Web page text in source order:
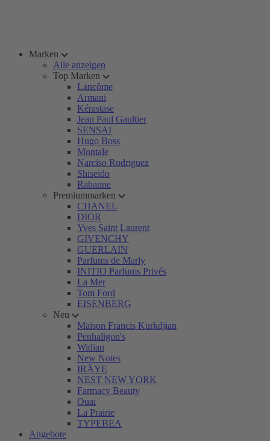
Marken
Alle anzeigen
Top Marken
Lancôme
Armani
Kérastase
Jean Paul Gaultier
SENSAI
Hugo Boss
Montale
Narciso Rodriguez
Shiseido
Rabanne
Premiummarken
CHANEL
DIOR
Yves Saint Laurent
GIVENCHY
GUERLAIN
Parfums de Marly
INITIO Parfums Privés
La Mer
Tom Ford
EISENBERG
Neu
Maison Francis Kurkdjian
Penhaligon's
Widian
New Notes
IRÄYE
NEST NEW YORK
Farmacy Beauty
Ouai
La Prairie
TYPEBEA
Angebote